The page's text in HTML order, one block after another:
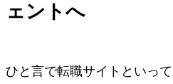
ェントへ
ひと言で転職サイトといっ